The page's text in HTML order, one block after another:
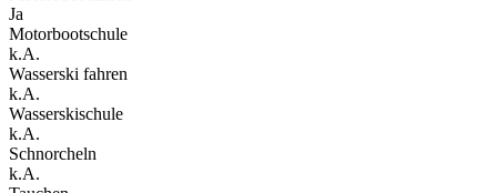
Ja
Motorbootschule
k.A.
Wasserski fahren
k.A.
Wasserskischule
k.A.
Schnorcheln
k.A.